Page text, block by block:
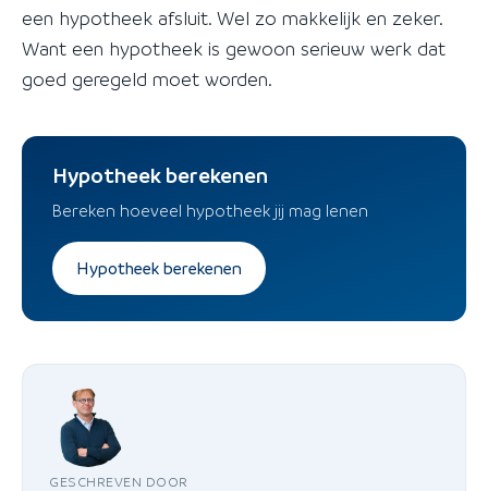
een hypotheek afsluit. Wel zo makkelijk en zeker.
Want een hypotheek is gewoon serieuw werk dat
goed geregeld moet worden.
Hypotheek berekenen
Bereken hoeveel hypotheek jij mag lenen
Hypotheek berekenen
GESCHREVEN DOOR